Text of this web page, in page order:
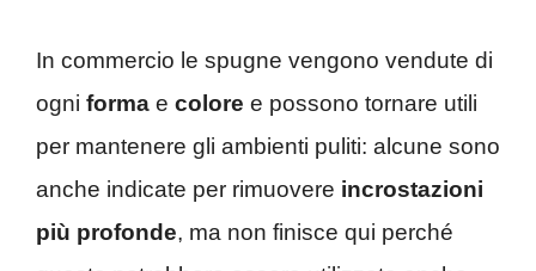
In commercio le spugne vengono vendute di
ogni forma e colore e possono tornare utili
per mantenere gli ambienti puliti: alcune sono
anche indicate per rimuovere incrostazioni
più profonde, ma non finisce qui perché